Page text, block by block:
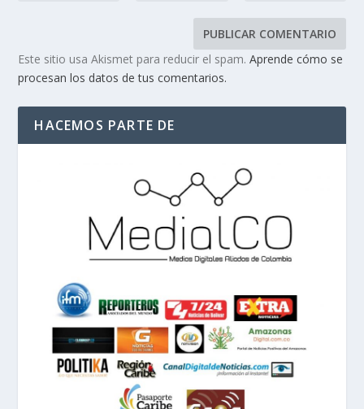
Este sitio usa Akismet para reducir el spam.Aprende cómo se
procesan los datos de tus comentarios.
HACEMOS PARTE DE